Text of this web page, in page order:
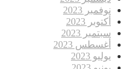
نوفمبر 2023
أكتوبر 2023
سبتمبر 2023
أغسطس 2023
يوليو 2023